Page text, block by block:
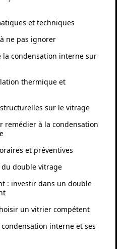
et techniques
ne pas ignorer
la condensation interne sur
thermique et
sur le vitrage
remédier à la condensation
et préventives
du double vitrage
: investir dans un double
un vitrier compétent
interne et ses